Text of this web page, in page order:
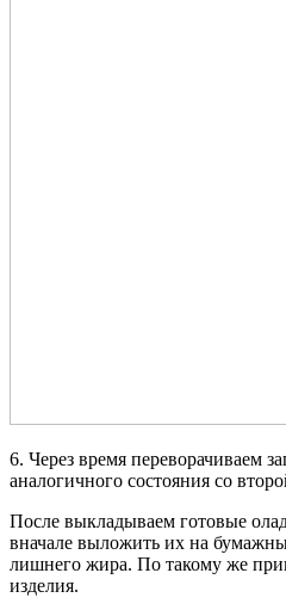
6. Через время переворачиваем
аналогичного состояния со
После выкладываем готовые
вначале выложить их на
лишнего жира. По такому же
изделия.